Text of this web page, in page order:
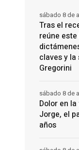
Tras el
reúne
claves y
Gregorini
sábado 8 de
Dolor en
Jorge, el
años
sábado 8 de